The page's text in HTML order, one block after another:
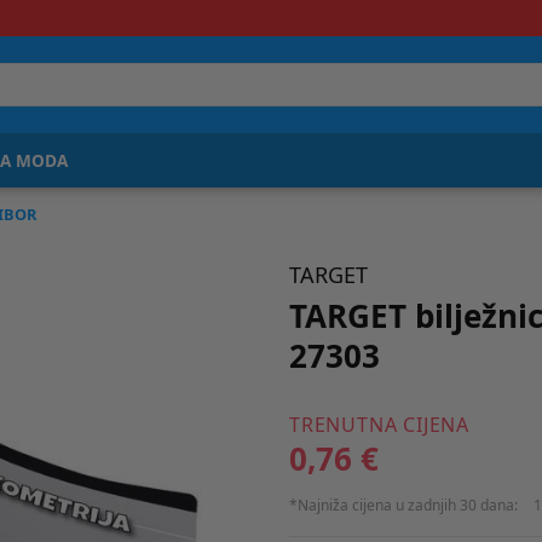
MODA
TARGET
TARGET
27303
TRENUTNA CIJENA
0,76 €
*Najniža cijena u zadnjih 30 dana: